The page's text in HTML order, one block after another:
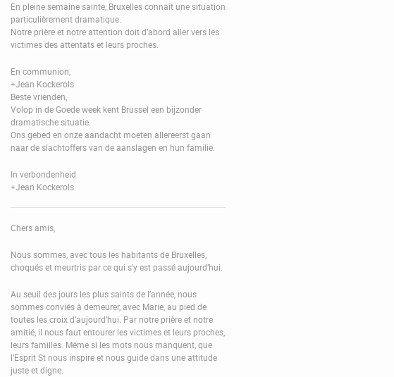
En pleine semaine sainte, Bruxelles connaît une situation
particulièrement dramatique.
Notre prière et notre attention doit d’abord aller vers les
victimes des attentats et leurs proches.
En communion,
+Jean Kockerols
Beste vrienden,
Volop in de Goede week kent Brussel een bijzonder
dramatische situatie.
Ons gebed en onze aandacht moeten allereerst gaan
naar de slachtoffers van de aanslagen en hun familie.
In verbondenheid
+Jean Kockerols
Chers amis,
Nous sommes, avec tous les habitants de Bruxelles,
choqués et meurtris par ce qui s’y est passé aujourd’hui.
Au seuil des jours les plus saints de l’année, nous
sommes conviés à demeurer, avec Marie, au pied de
toutes les croix d’aujourd’hui. Par notre prière et notre
amitié, il nous faut entourer les victimes et leurs proches,
leurs familles. Même si les mots nous manquent, que
l’Esprit St nous inspire et nous guide dans une attitude
juste et digne.